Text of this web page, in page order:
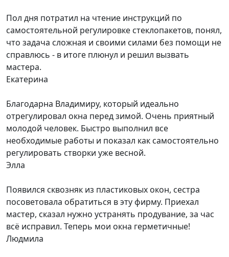
Пол дня потратил на чтение инструкций по
самостоятельной регулировке стеклопакетов, понял,
что задача сложная и своими силами без помощи не
справлюсь - в итоге плюнул и решил вызвать
мастера.
Екатерина
Благодарна Владимиру, который идеально
отрегулировал окна перед зимой. Очень приятный
молодой человек. Быстро выполнил все
необходимые работы и показал как самостоятельно
регулировать створки уже весной.
Элла
Появился сквозняк из пластиковых окон, сестра
посоветовала обратиться в эту фирму. Приехал
мастер, сказал нужно устранять продувание, за час
всё исправил. Теперь мои окна герметичные!
Людмила